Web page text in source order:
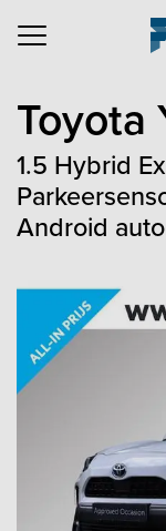
Navigation
Toyota
1.5 Hybrid
Android